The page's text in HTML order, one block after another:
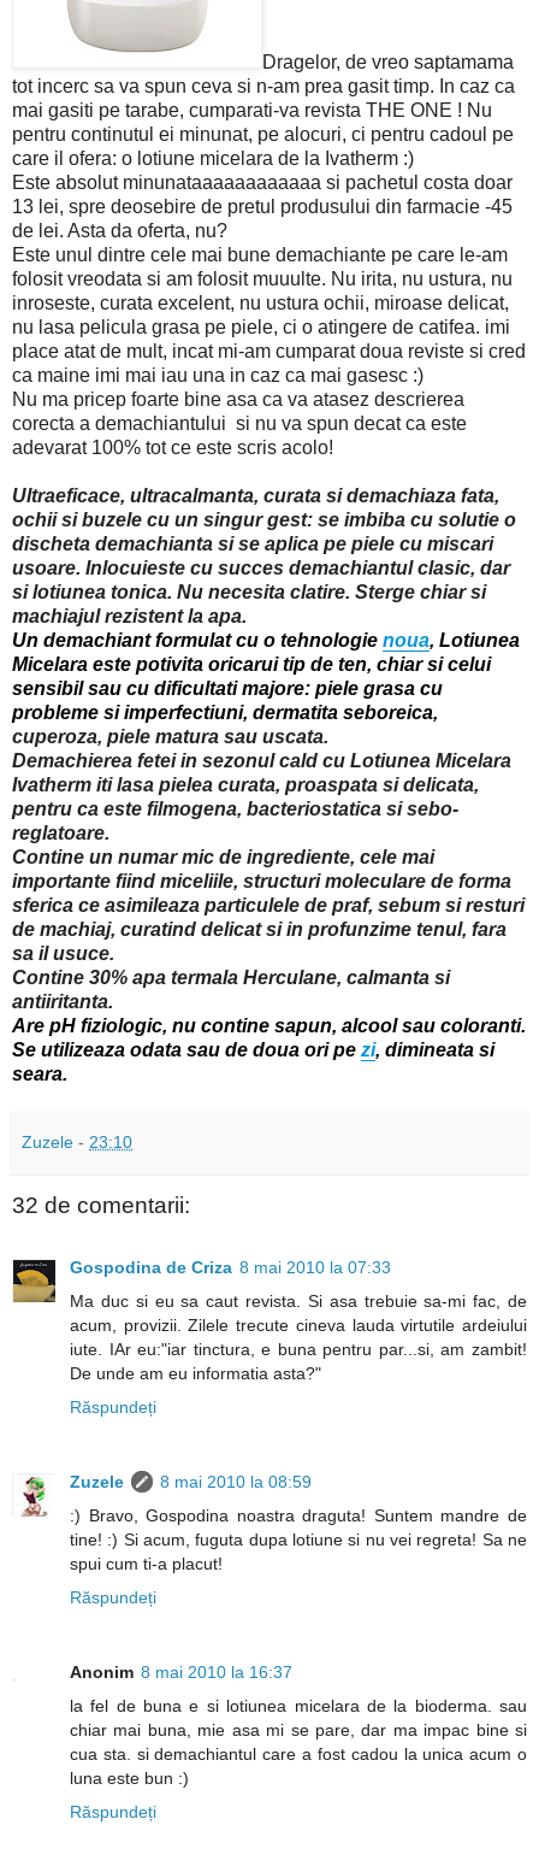
Dragelor, de vreo saptamama
tot incerc sa va spun ceva si n-am prea gasit timp. In caz ca
mai gasiti pe tarabe, cumparati-va revista THE ONE ! Nu
pentru continutul ei minunat, pe alocuri, ci pentru cadoul pe
care il ofera: o lotiune micelara de la Ivatherm :)
Este absolut minunataaaaaaaaaaaa si pachetul costa doar
13 lei, spre deosebire de pretul produsului din farmacie -45
de lei. Asta da oferta, nu?
Este unul dintre cele mai bune demachiante pe care le-am
folosit vreodata si am folosit muuulte. Nu irita, nu ustura, nu
inroseste, curata excelent, nu ustura ochii, miroase delicat,
nu lasa pelicula grasa pe piele, ci o atingere de catifea. imi
place atat de mult, incat mi-am cumparat doua reviste si cred
ca maine imi mai iau una in caz ca mai gasesc :)
Nu ma pricep foarte bine asa ca va atasez descrierea
corecta a demachiantului si nu va spun decat ca este
adevarat 100% tot ce este scris acolo!
Ultraeficace, ultracalmanta, curata si demachiaza fata,
ochii si buzele cu un singur gest: se imbiba cu solutie o
discheta demachianta si se aplica pe piele cu miscari
usoare. Inlocuieste cu succes demachiantul clasic, dar
si lotiunea tonica. Nu necesita clatire. Sterge chiar si
machiajul rezistent la apa.
Un demachiant formulat cu o tehnologie noua, Lotiunea
Micelara este potivita oricarui tip de ten, chiar si celui
sensibil sau cu dificultati majore: piele grasa cu
probleme si imperfectiuni, dermatita seboreica,
cuperoza, piele matura sau uscata.
Demachierea fetei in sezonul cald cu Lotiunea Micelara
Ivatherm iti lasa pielea curata, proaspata si delicata,
pentru ca este filmogena, bacteriostatica si sebo-
reglatoare.
Contine un numar mic de ingrediente, cele mai
importante fiind miceliile, structuri moleculare de forma
sferica ce asimileaza particulele de praf, sebum si resturi
de machiaj, curatind delicat si in profunzime tenul, fara
sa il usuce.
Contine 30% apa termala Herculane, calmanta si
antiiritanta.
Are pH fiziologic, nu contine sapun, alcool sau coloranti.
Se utilizeaza odata sau de doua ori pe zi, dimineata si
seara.
Zuzele - 23:10
32 de comentarii:
Gospodina de Criza 8 mai 2010 la 07:33
Ma duc si eu sa caut revista. Si asa trebuie sa-mi fac, de
acum, provizii. Zilele trecute cineva lauda virtutile ardeiului
iute. IAr eu:"iar tinctura, e buna pentru par...si, am zambit!
De unde am eu informatia asta?"
Răspundeți
Zuzele
8 mai 2010 la 08:59
:) Bravo, Gospodina noastra draguta! Suntem mandre de
tine! :) Si acum, fuguta dupa lotiune si nu vei regreta! Sa ne
spui cum ti-a placut!
Răspundeți
Anonim 8 mai 2010 la 16:37
la fel de buna e si lotiunea micelara de la bioderma. sau
chiar mai buna, mie asa mi se pare, dar ma impac bine si
cua sta. si demachiantul care a fost cadou la unica acum o
luna este bun :)
Răspundeți